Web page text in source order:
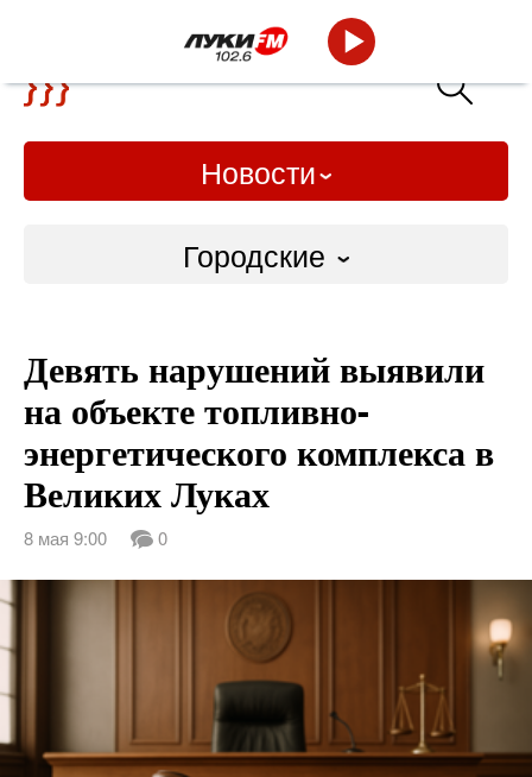
Новости
Городские
Слово Дело
Народные
ВТРК
Девять нарушений выявили
на объекте топливно-
энергетического комплекса в
Великих Луках
8 мая 9:00 0